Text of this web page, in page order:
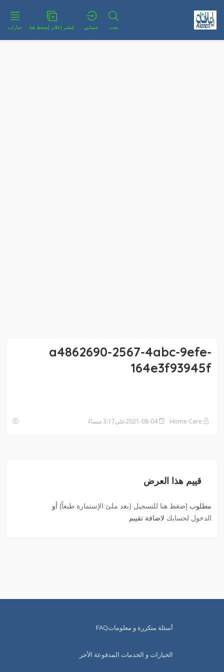
بحث حسابي لنشر إعلان إضغط هنا خيارات
a4862690-2567-4abc-9efe-
164e3f93945f
قييم هذا العرض
مطلوب إضغط هنا للتسجيل (بعد ملئ الإستمارة طبعاً) أو
الدخول لحسابك لاضافة تقييم
أسئلة متكررة و معلوماتFAQ
الخيارات و الخدمات المدفوعة الأجر